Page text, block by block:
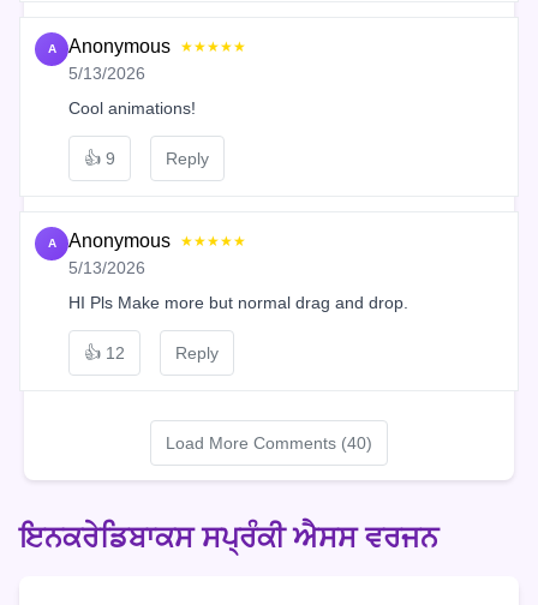
A Anonymous ★★★★★
5/13/2026
Cool animations!
👍 9 Reply
A Anonymous ★★★★★
5/13/2026
HI Pls Make more but normal drag and drop.
👍 12 Reply
Load More Comments (40)
ਇਨਕਰੇਡਿਬਾਕਸ ਸਪ੍ਰੰਕੀ ਐਸਸ ਵਰਜਨ